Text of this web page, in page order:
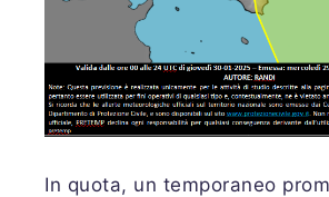
In quota, un temporaneo